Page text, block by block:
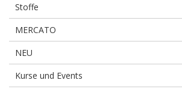
Stoffe
MERCATO
NEU
Kurse und Events